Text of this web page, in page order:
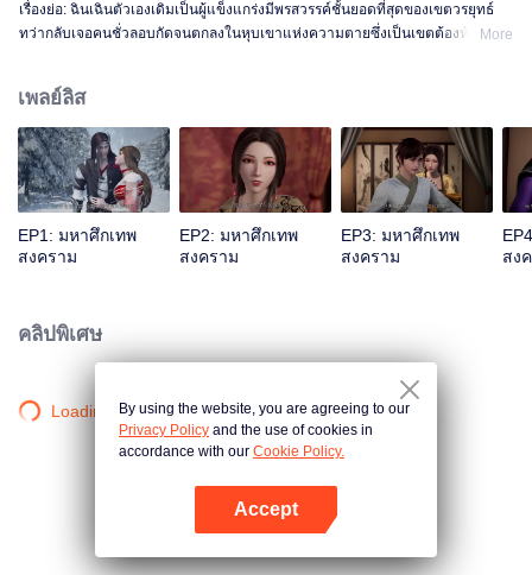
เรื่องย่อ: ฉินเฉินตัวเองเดิมเป็นผู้แข็งแกร่งมีพรสวรรค์ชั้นยอดที่สุดของเขตวรยุทธ์
ทว่ากลับเจอคนชั่วลอบกัดจนตกลงในหุบเขาแห่งความตายซึ่งเป็นเขตต้องห้ามของ
ของอ๋องติ้งอู่เทพทหารแห่งแคว้นต้าฉิน ทว่าประวัติของบิดานั้นเป็นปริศนา สองแม่
ลูกจึงถูกปฏิบัติด้วยอย่างเย็นชาในจวนอ๋องติ้งอู่และต้องพึ่งพากันเพื่อเอาตัวรอด เพื่อ
จะเขียนตำนานผู้แข็งแกร่งในอดีตขึ้นใหม่ และเพื่อปกป้องทุกสิ่งที่ตนเองรัก ฉินเฉิน
จึงตัดสินใจแบกภาระใหญ่หลวงในการปกป้องแคว้นทั้งห้าของใต้หล้า และก้าวสู่
เส้นทางแห่งวรยุทธ์อีกครั้งหนึ่ง
More
เพลย์ลิส
EP1: มหาศึกเทพ
สงคราม
EP2: มหาศึกเทพ
สงคราม
EP3: มหาศึกเทพ
สงคราม
สง
คลิปพิเศษ
Loading…By using the website, you are agreeing to our
Privacy Policy and the use of cookies in
accordance with our Cookie Policy.
Accept